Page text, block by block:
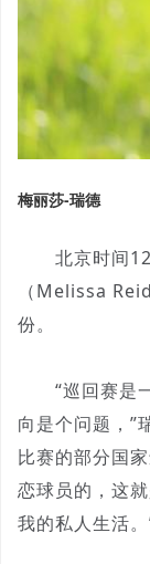
梅丽莎-瑞德
北京时间12
（Melissa
份。
“巡回赛是一
向是个问题，”
比赛的部分国
恋球员的，这
我的私人生活。